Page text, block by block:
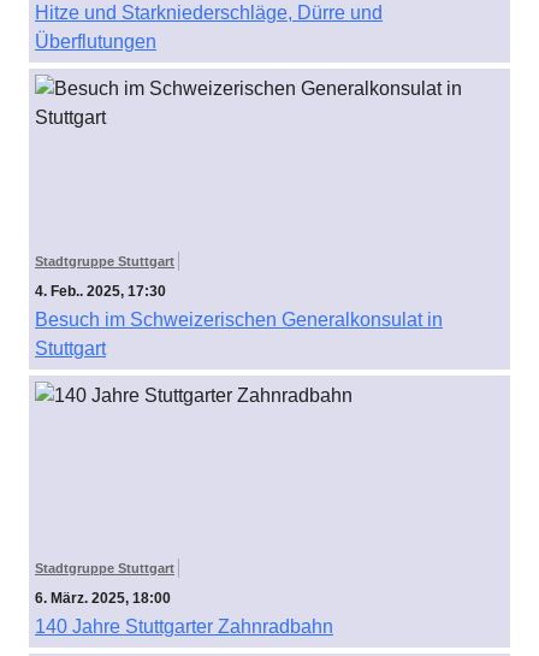
Hitze und Starkniederschläge, Dürre und
Überflutungen
Stadtgruppe Stuttgart
4. Feb.. 2025, 17:30
Besuch im Schweizerischen Generalkonsulat in
Stuttgart
Stadtgruppe Stuttgart
6. März. 2025, 18:00
140 Jahre Stuttgarter Zahnradbahn